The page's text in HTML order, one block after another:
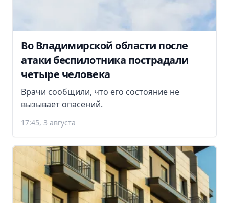
Во Владимирской области после
атаки беспилотника пострадали
четыре человека
Врачи сообщили, что его состояние не
вызывает опасений.
17:45, 3 августа